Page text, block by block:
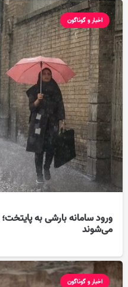
اخبار و گوناگون
ورود سامانه بارشی به
می‌شوند
اخبار و گوناگون